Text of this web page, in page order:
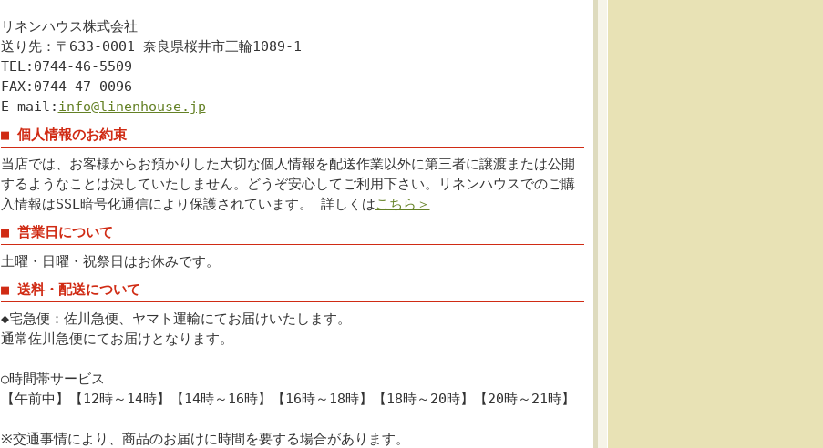
リネンハウス株式会社
送り先：〒633-0001 奈良県桜井市三輪1089-1
TEL:0744-46-5509
FAX:0744-47-0096
E-mail: info@linenhouse.jp
■ 個人情報のお約束
当店では、お客様からお預かりした大切な個人情報を配送作業以外に第三者に譲渡または公開
するようなことは決していたしません。どうぞ安心してご利用下さい。リネンハウスでのご購
入情報はSSL暗号化通信により保護されています。 詳しくはこちら＞
■ 営業日について
土曜・日曜・祝祭日はお休みです。
■ 送料・配送について
◆宅急便：佐川急便、ヤマト運輸にてお届けいたします。
通常佐川急便にてお届けとなります。
○時間帯サービス
【午前中】【12時～14時】【14時～16時】【16時～18時】【18時～20時】【20時～21時】
※交通事情により、商品のお届けに時間を要する場合があります。